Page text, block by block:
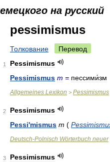
на русский
pessimismus
Толкование Перевод
1
Pessimismus
Pessimismus m = пессими́зм
Allgemeines Lexikon > Pessimismus
2
Pessimismus
Pessi'mismus m (
Deutsch-Polnisch Wörterbuch neuer
3
Pessimismus